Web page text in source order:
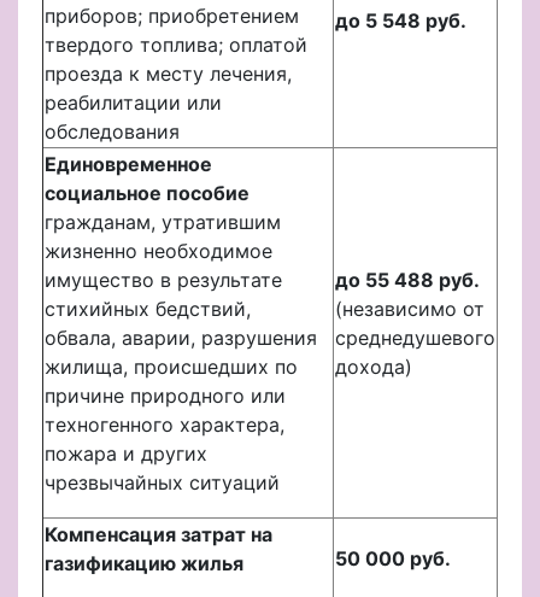
приборов; приобретением
твердого топлива; оплатой
проезда к месту лечения,
реабилитации или
обследования
до 5 548 руб.
Единовременное
социальное пособие
гражданам, утратившим
жизненно необходимое
имущество в результате
стихийных бедствий,
обвала, аварии, разрушения
жилища, происшедших по
причине природного или
техногенного характера,
пожара и других
чрезвычайных ситуаций
до 55 488 руб.
(независимо от
среднедушевого
дохода)
Компенсация затрат на
газификацию жилья
50 000 руб.